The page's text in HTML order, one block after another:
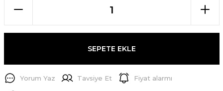
SEPETE EKLE
Yorum Yaz Tavsiye Et Fiyat alarmı